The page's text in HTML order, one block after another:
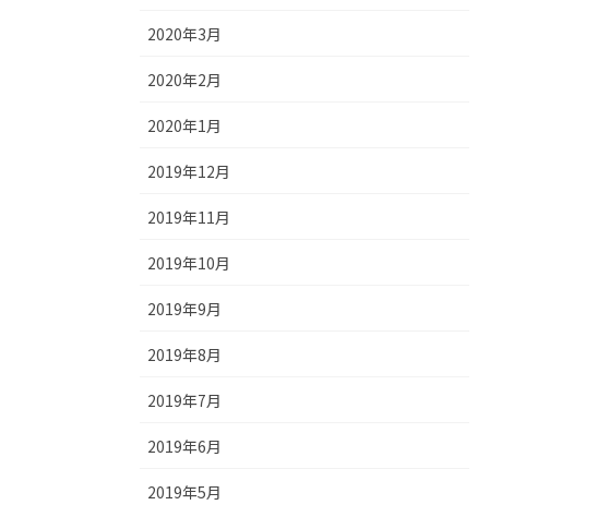
2020年3月
2020年2月
2020年1月
2019年12月
2019年11月
2019年10月
2019年9月
2019年8月
2019年7月
2019年6月
2019年5月